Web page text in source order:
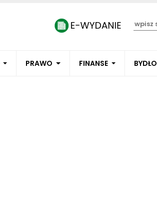
PRAWO FINANSE BYDŁO